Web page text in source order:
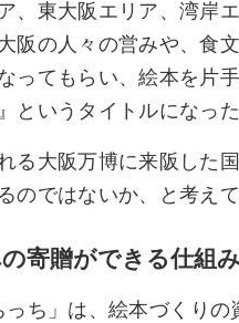
、東大阪エリア、湾岸
阪の人々の営みや、食
ってもらい、絵本を片
というタイトルになった
る大阪万博に来阪した
のではないか、と考えて
寄贈ができる仕組
っち」は、絵本づくり